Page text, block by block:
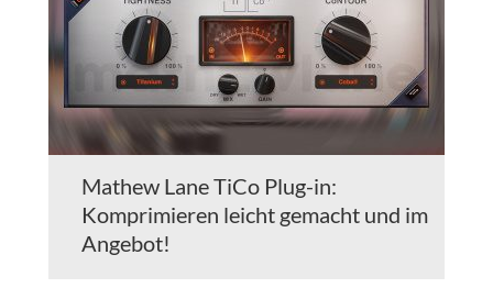
Mathew Lane TiCo Plug-in:
Komprimieren leicht gemacht und im
Angebot!